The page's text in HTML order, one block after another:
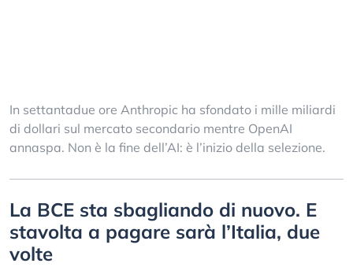
In settantadue ore Anthropic ha sfondato i mille miliardi
di dollari sul mercato secondario mentre OpenAI
annaspa. Non è la fine dell’AI: è l’inizio della selezione.
La BCE sta sbagliando di nuovo. E
stavolta a pagare sarà l’Italia, due
volte